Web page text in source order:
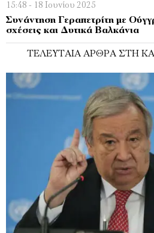
15:48 - 18 Ιουνίου 2025
Συνάντηση Γεραπετρίτη με
σχέσεις και Δυτικά Βαλκάνια
ΤΕΛΕΥΤΑΊΑ ΆΡΘΡΑ ΣΤΗ